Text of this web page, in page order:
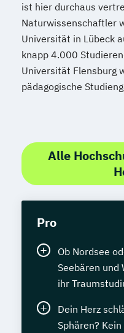
ist hier durchaus
Naturwissenschaftler
Universität in Lübeck
knapp 4.000
Universität Flensburg
pädagogische
Alle
Pro
Ob Nordsee
Seebären
ihr
Dein Herz
Sphären?